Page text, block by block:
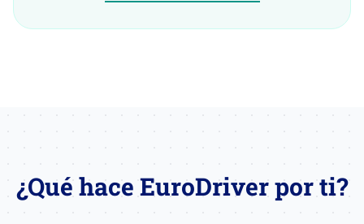
¿Qué hace EuroDriver por ti?